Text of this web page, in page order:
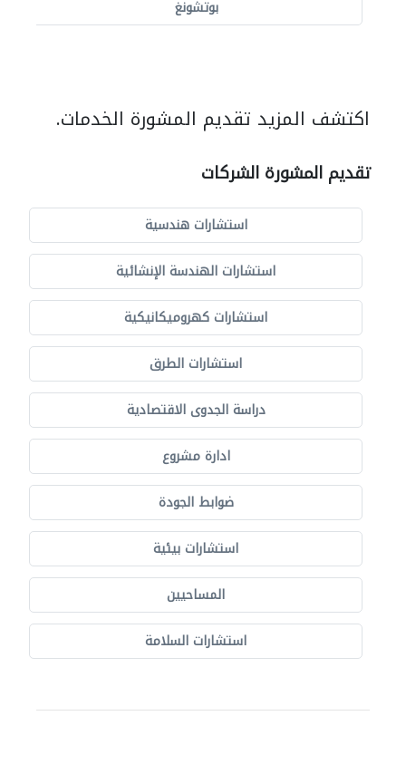
بوتشونغ
اكتشف المزيد تقديم المشورة الخدمات.
تقديم المشورة الشركات
استشارات هندسية
استشارات الهندسة الإنشائية
استشارات كهروميكانيكية
استشارات الطرق
دراسة الجدوى الاقتصادية
ادارة مشروع
ضوابط الجودة
استشارات بيئية
المساحيين
استشارات السلامة